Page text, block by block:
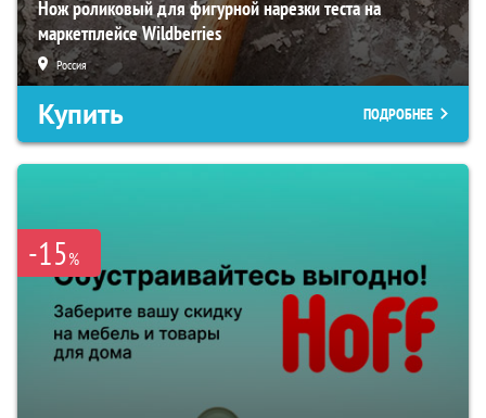
Нож роликовый для фигурной нарезки теста на
маркетплейсе Wildberries
Россия
Купить ПОДРОБНЕЕ
-15%